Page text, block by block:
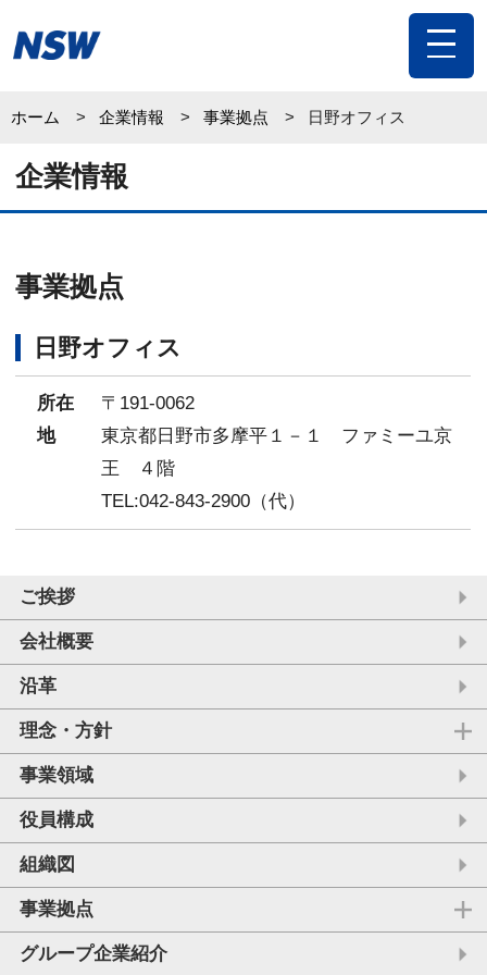
toggle
ホーム 企業情報 事業拠点 日野オフィス
企業情報
事業拠点
日野オフィス
所在
地
〒191-0062
東京都日野市多摩平１－１ ファミーユ京
王 ４階
TEL:042-843-2900（代）
ご挨拶
会社概要
沿革
理念・方針
事業領域
役員構成
組織図
事業拠点
グループ企業紹介